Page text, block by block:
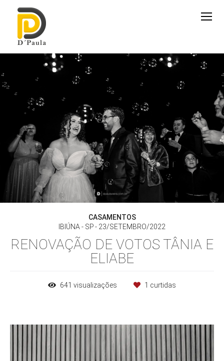
CASAMENTOS
IBIÚNA - SP
23/SETEMBRO/2022
RENOVAÇÃO DE VOTOS TÂNIA E
ELIABE
641 visualizações 1 curtidas